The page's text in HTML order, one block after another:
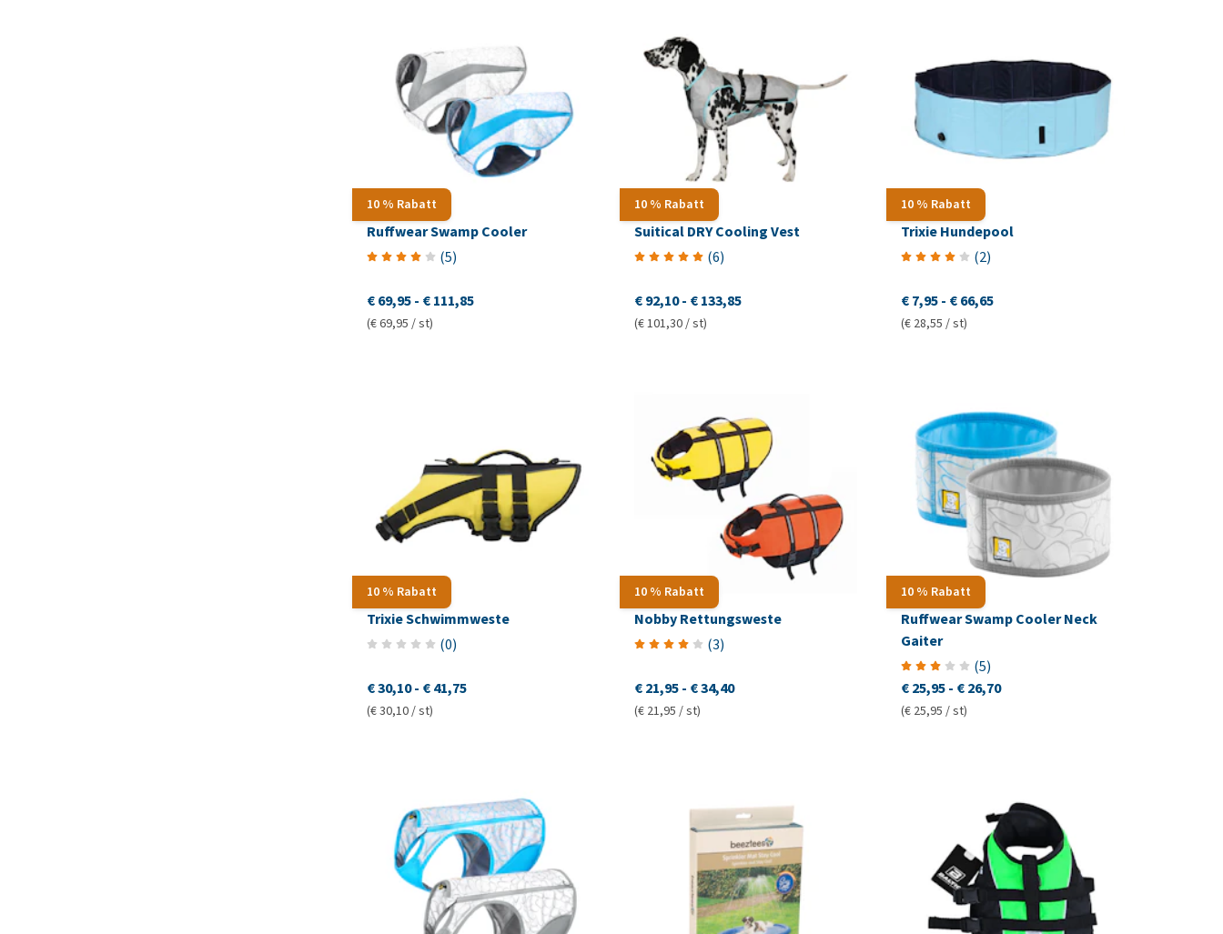
10 % Rabatt
Ruffwear Swamp Cooler
(5)
€ 69,95- € 111,85
(€ 69,95 / st)
10 % Rabatt
Suitical DRY Cooling Vest
(6)
€ 92,10 - € 133,85
(€ 101,30 / st)
10 % Rabatt
Trixie Hundepool
(2)
€ 7,95- € 66,65
(€ 28,55 / st)
10 % Rabatt
Trixie Schwimmweste
(0)
€ 30,10- € 41,75
(€ 30,10 / st)
10 % Rabatt
Nobby Rettungsweste
(3)
€ 21,95 - € 34,40
(€ 21,95 / st)
10 % Rabatt
Ruffwear Swamp Cooler Neck
Gaiter
(5)
€ 25,95- € 26,70
(€ 25,95 / st)